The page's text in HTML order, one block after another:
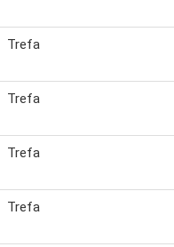
Trefa
Trefa
Trefa
Trefa